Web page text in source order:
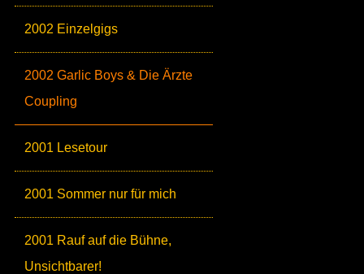
2002 Einzelgigs
2002 Garlic Boys & Die Ärzte
Coupling
2001 Lesetour
2001 Sommer nur für mich
2001 Rauf auf die Bühne,
Unsichtbarer!